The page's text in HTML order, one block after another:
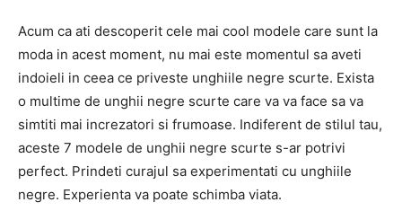
Acum ca ati descoperit cele mai cool modele care sunt la
moda in acest moment, nu mai este momentul sa aveti
indoieli in ceea ce priveste unghiile negre scurte. Exista
o multime de unghii negre scurte care va va face sa va
simtiti mai increzatori si frumoase. Indiferent de stilul tau,
aceste 7 modele de unghii negre scurte s-ar potrivi
perfect. Prindeti curajul sa experimentati cu unghiile
negre. Experienta va poate schimba viata.